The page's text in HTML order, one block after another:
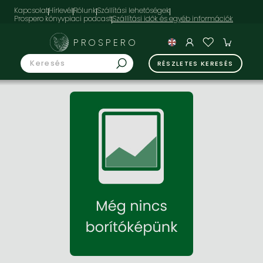
KapcsolatHírlevélRólunkSzállítási lehetőségek
Prospero könyvpiaci podcast
PROSPERO
RÉSZLETES KERESÉS